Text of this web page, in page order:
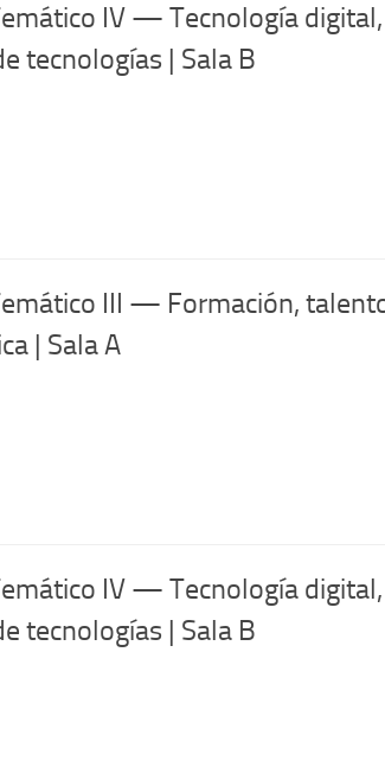
IV — Tecnología
tecnologías | Sala B
III — Formación,
| Sala A
IV — Tecnología
tecnologías | Sala B